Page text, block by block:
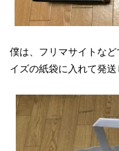
僕は、フリマサイトな
イズの紙袋に入れて発送